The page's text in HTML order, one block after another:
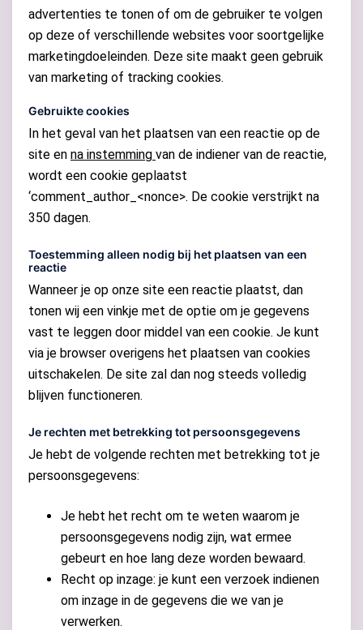
advertenties te tonen of om de gebruiker te volgen
op deze of verschillende websites voor soortgelijke
marketingdoeleinden. Deze site maakt geen gebruik
van marketing of tracking cookies.
Gebruikte cookies
In het geval van het plaatsen van een reactie op de
site en na instemming van de indiener van de reactie,
wordt een cookie geplaatst
‘comment_author_<nonce>. De cookie verstrijkt na
350 dagen.
Toestemming alleen nodig bij het plaatsen van een
reactie
Wanneer je op onze site een reactie plaatst, dan
tonen wij een vinkje met de optie om je gegevens
vast te leggen door middel van een cookie. Je kunt
via je browser overigens het plaatsen van cookies
uitschakelen. De site zal dan nog steeds volledig
blijven functioneren.
Je rechten met betrekking tot persoonsgegevens
Je hebt de volgende rechten met betrekking tot je
persoonsgegevens:
Je hebt het recht om te weten waarom je
persoonsgegevens nodig zijn, wat ermee
gebeurt en hoe lang deze worden bewaard.
Recht op inzage: je kunt een verzoek indienen
om inzage in de gegevens die we van je
verwerken.